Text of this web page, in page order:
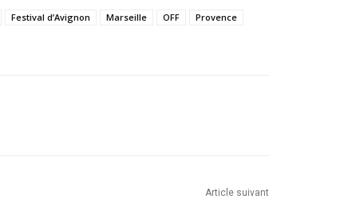
Festival d’Avignon Marseille OFF
Provence
Article suivant